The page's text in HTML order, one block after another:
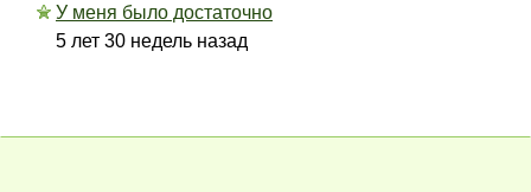
У меня было достаточно
5 лет 30 недель назад